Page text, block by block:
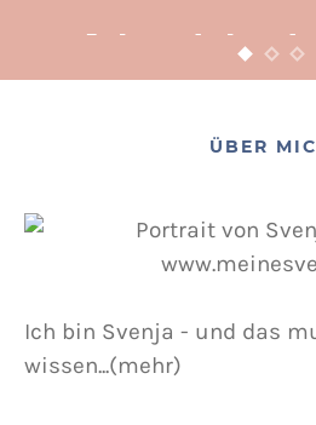
POSTED ON
ÜBER
Ich bin Svenja - und das
wissen...(mehr)